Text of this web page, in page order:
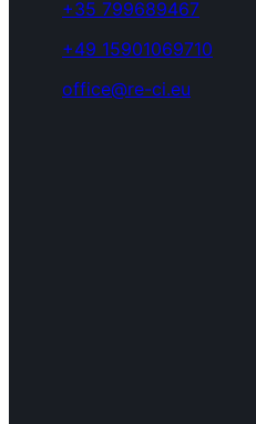
+35 799689467
+49 15901069710
office@re-ci.eu